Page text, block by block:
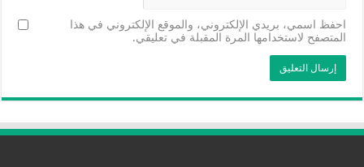
احفظ اسمي، بريدي الإلكتروني، والموقع الإلكتروني في هذا
المتصفح لاستخدامها المرة المقبلة في تعليقي.